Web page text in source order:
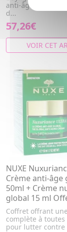
anti-âge 30ml - 1
d...
57,26€
VOIR CET
NUXE
Crème anti-âge
50ml + Crème
global 15 ml
Coffret offrant
complète à
pour lutter contre